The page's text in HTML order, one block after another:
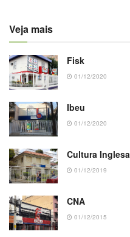
Veja mais
Fisk
01/12/2020
Ibeu
01/12/2020
Cultura Inglesa
01/12/2019
CNA
01/12/2015